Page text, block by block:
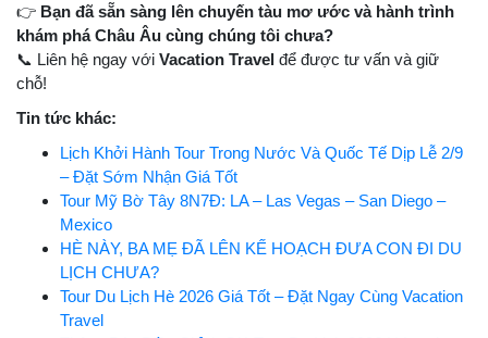
👉 Bạn đã sẵn sàng lên chuyến tàu mơ ước và hành trình
khám phá Châu Âu cùng chúng tôi chưa?
📞 Liên hệ ngay với Vacation Travel để được tư vấn và giữ
chỗ!
Tin tức khác:
Lịch Khởi Hành Tour Trong Nước Và Quốc Tế Dịp Lễ 2/9
– Đặt Sớm Nhận Giá Tốt
Tour Mỹ Bờ Tây 8N7Đ: LA – Las Vegas – San Diego –
Mexico
HÈ NÀY, BA MẸ ĐÃ LÊN KẾ HOẠCH ĐƯA CON ĐI DU
LỊCH CHƯA?
Tour Du Lịch Hè 2026 Giá Tốt – Đặt Ngay Cùng Vacation
Travel